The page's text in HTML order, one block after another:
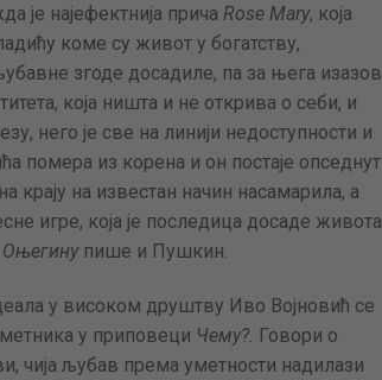
је најефектнија прича Rose Mary, која
коме су живот у богатству,
згоде досадиле, па за њега изазов
која ништа и не открива о себи, и
него је све на линији недоступности и
помера из корена и он постаје опседнут
крају на известан начин насамарила, а
игре, која је последица досаде живота
Оњегинупише и Пушкин.
у високом друштву Иво Војновић се
у приповеци Чему?. Говори о
чија љубав према уметности надилази